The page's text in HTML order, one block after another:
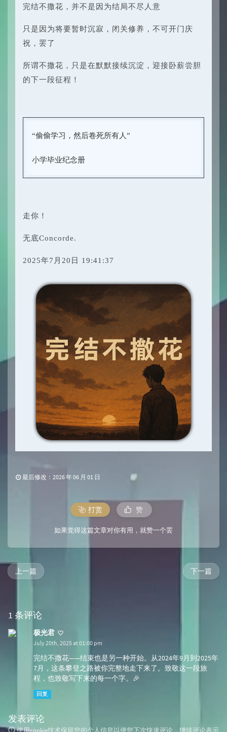
完结不撒花，并不是因为结局不尽人意
只是因为将要暂时沉寂，闭关修养，不可开门庆
祝，罢了
所谓不撒花，只是在默默接续沉淀，迎接卧薪尝胆
的下一段征程！
“偷偷学习，然后卷死所有人”
小学毕业纪念册
走你！
无底Concorde.
2025年7月20日 19:41:37
最后修改：2026 年 06 月 01 日
打赏 赞
如果觉得这篇文章对你有用，就赞一个罢
下一篇
上一篇
1 条评论
极光君
July 20th, 2025 at 01:00 pm
完结不撒花——结束也是另一种开始。从2024年9月到2025年
7月，这条攀登之路被你完整地走下来了。致敬这一段旅
程，也致敬写下来的每一个字。🎉
回复
发表评论
使用cookie技术保留您的个人信息以便您下次快速评论，继续评论表示